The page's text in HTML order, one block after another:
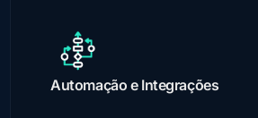
Automação e Integrações